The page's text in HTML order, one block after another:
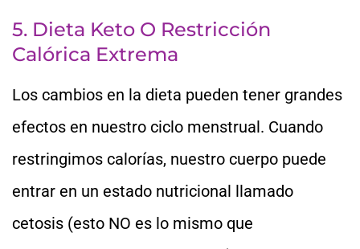
5. Dieta Keto O Restricción
Calórica Extrema
Los cambios en la dieta pueden tener grandes
efectos en nuestro ciclo menstrual. Cuando
restringimos calorías, nuestro cuerpo puede
entrar en un estado nutricional llamado
cetosis (esto NO es lo mismo que